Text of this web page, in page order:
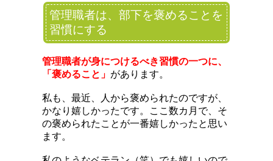
管理職者は、部下を褒めることを
習慣にする
管理職者が身につけるべき習慣の一つに、
「褒めること」 があります。
私も、最近、人から褒められたのですが、
かなり嬉しかったです。ここ数カ月で、そ
の褒められたことが一番嬉しかったと思い
ます。